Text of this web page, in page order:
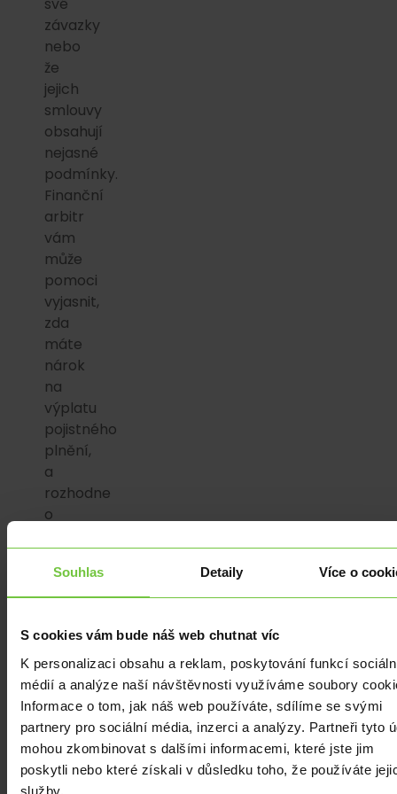
Souhlas Detaily Více o
S cookies vám bude náš web chutnat víc
K personalizaci obsahu a reklam, poskytování funkcí
médií a analýze naší návštěvnosti využíváme soubory
Informace o tom, jak náš web používáte, sdílíme se svými
partnery pro sociální média, inzerci a analýzy. Partneři tyto
mohou zkombinovat s dalšími informacemi, které jste jim
poskytli nebo které získali v důsledku toho, že používáte
služby.
závazky
nebo
že
jejich
smlouvy
obsahují
nejasné
podmínky.
Finanční
arbitr
vám
může
pomoci
vyjasnit,
zda
máte
nárok
na
výplatu
pojistného
plnění,
a
rozhodne
o
Výhody
nevýhody
arbitra
vs.
soudní
řízení
Předností